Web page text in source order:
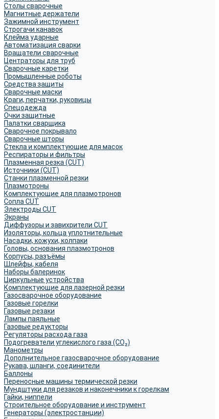
Столы сварочные
Магнитные держатели
Зажимной инструмент
Строгачи канавок
Клейма ударные
Автоматизация сварки
Вращатели сварочные
Центраторы для труб
Сварочные каретки
Промышленные роботы
Средства защиты
Сварочные маски
Краги, перчатки, руковицы
Спецодежда
Очки защитные
Палатки сварщика
Сварочное покрывало
Сварочные шторы
Стекла и комплектующие для масок
Респираторы и фильтры
Плазменная резка (CUT)
Источники (CUT)
Станки плазменной резки
Плазмотроны
Комплектующие для плазмотронов
Сопла CUT
Электроды CUT
Экраны
Диффузоры и завихрители CUT
Изоляторы, кольца уплотнительные
Насадки, кожухи, колпаки
Головы, основания плазмотронов
Корпусы, разъёмы
Шлейфы, кабеля
Наборы балеринок
Циркульные устройства
Комплектующие для лазерной резки
Газосварочное оборудование
Газовые горелки
Газовые резаки
Лампы паяльные
Газовые редукторы
Регуляторы расхода газа
Подогреватели углекислого газа (CO₂)
Манометры
Дополнительное газосварочное оборудование
Рукава, шланги, соединители
Баллоны
Переносные машины термической резки
Мундштуки для резаков и наконечники к горелкам
Гайки, ниппели
Строительное оборудование и инструмент
Генераторы (электростанции)